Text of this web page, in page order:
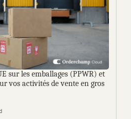
sur les emballages (PPWR) et
vos activités de vente en gros